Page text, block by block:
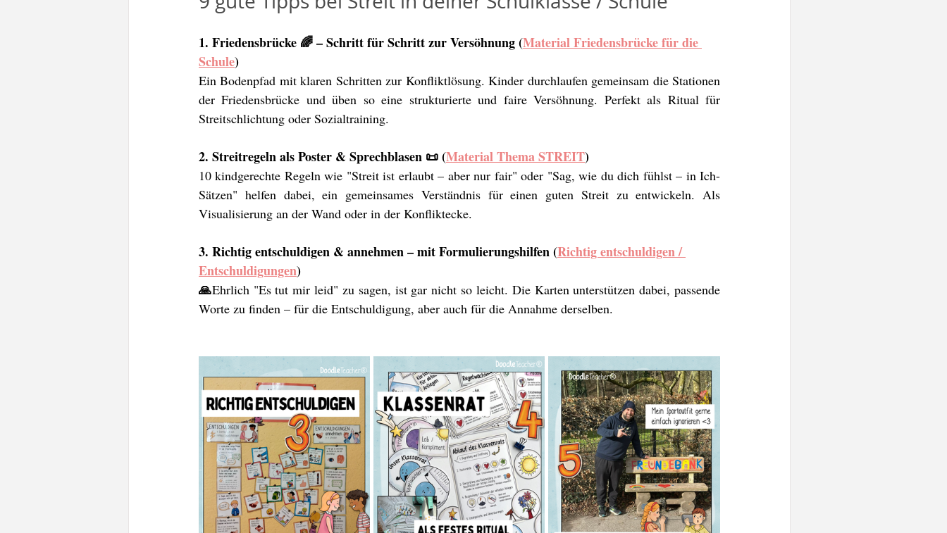
1. Friedensbrücke 🌈 – Schritt für Schritt zur Versöhnung (Material Friedensbrücke für die
Schule)
Ein Bodenpfad mit klaren Schritten zur Konfliktlösung. Kinder durchlaufen gemeinsam die Stationen
der Friedensbrücke und üben so eine strukturierte und faire Versöhnung. Perfekt als Ritual für
Streitschlichtung oder Sozialtraining.
2. Streitregeln als Poster & Sprechblasen 📜 (Material Thema STREIT)
10 kindgerechte Regeln wie "Streit ist erlaubt – aber nur fair" oder "Sag, wie du dich fühlst – in Ich-
Sätzen" helfen dabei, ein gemeinsames Verständnis für einen guten Streit zu entwickeln. Als
Visualisierung an der Wand oder in der Konfliktecke.
3. Richtig entschuldigen & annehmen – mit Formulierungshilfen (Richtig entschuldigen /
Entschuldigungen)
🙏Ehrlich "Es tut mir leid" zu sagen, ist gar nicht so leicht. Die Karten unterstützen dabei, passende
Worte zu finden – für die Entschuldigung, aber auch für die Annahme derselben.